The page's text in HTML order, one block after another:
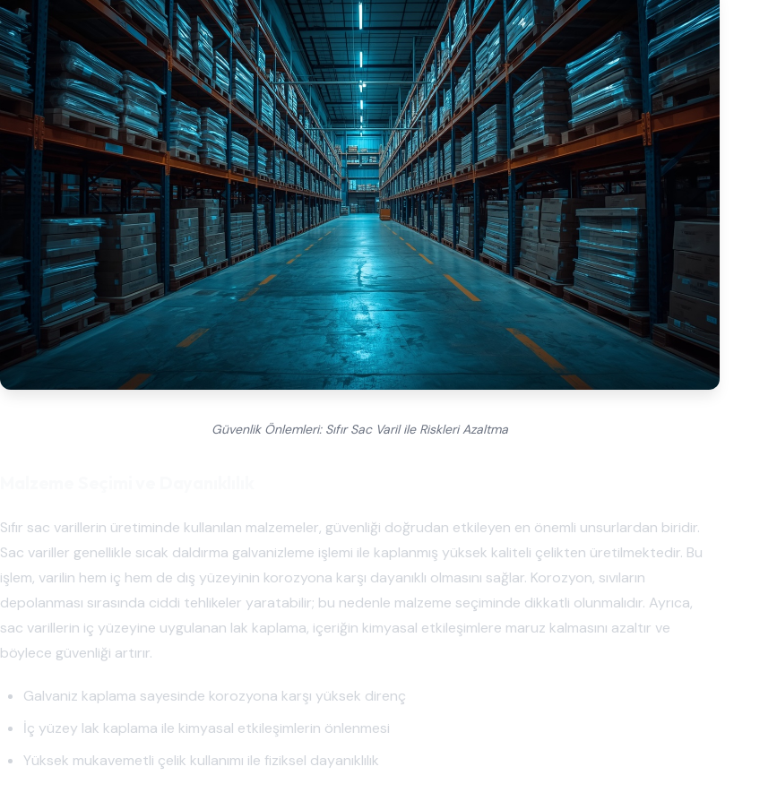
Güvenlik Önlemleri: Sıfır Sac Varil ile Riskleri Azaltma
Sıfır sac varillerin üretiminde kullanılan malzemeler, güvenliği doğrudan etkileyen en önemli unsurlardan biridir.
Sac variller genellikle sıcak daldırma galvanizleme işlemi ile kaplanmış yüksek kaliteli çelikten üretilmektedir. Bu
işlem, varilin hem iç hem de dış yüzeyinin korozyona karşı dayanıklı olmasını sağlar. Korozyon, sıvıların
depolanması sırasında ciddi tehlikeler yaratabilir; bu nedenle malzeme seçiminde dikkatli olunmalıdır. Ayrıca,
sac varillerin iç yüzeyine uygulanan lak kaplama, içeriğin kimyasal etkileşimlere maruz kalmasını azaltır ve
böylece güvenliği artırır.
Galvaniz kaplama sayesinde korozyona karşı yüksek direnç
İç yüzey lak kaplama ile kimyasal etkileşimlerin önlenmesi
Yüksek mukavemetli çelik kullanımı ile fiziksel dayanıklılık